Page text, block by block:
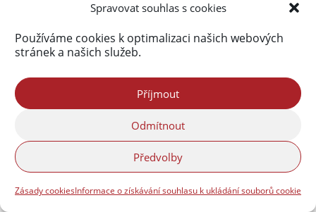
Spravovat souhlas s cookies
Používáme cookies k optimalizaci našich webových
stránek a našich služeb.
Příjmout
Odmítnout
Předvolby
Zásady cookiesInformace o získávání souhlasu k ukládání souborů cookie